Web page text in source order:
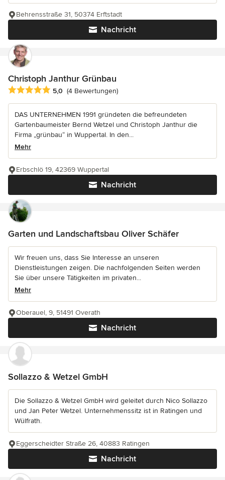
Nachricht
Behrensstraße 31, 50374 Erftstadt
Christoph Janthur Grünbau
Durchschnittliche Bewertung: 5 von 5 Sternen
5,0 (4 Bewertungen)
DAS UNTERNEHMEN 1991 gründeten die befreundeten
Gartenbaumeister Bernd Wetzel und Christoph Janthur die
Firma „grünbau“ in Wuppertal. In den...
Mehr
Nachricht
Erbschlö 19, 42369 Wuppertal
Garten und Landschaftsbau Oliver Schäfer
Wir freuen uns, dass Sie Interesse an unseren
Dienstleistungen zeigen. Die nachfolgenden Seiten werden
Sie über unsere Tätigkeiten im privaten...
Mehr
Nachricht
Oberauel, 9, 51491 Overath
Sollazzo & Wetzel GmbH
Die Sollazzo & Wetzel GmbH wird geleitet durch Nico Sollazzo
und Jan Peter Wetzel. Unternehmenssitz ist in Ratingen und
Wülfrath.
Nachricht
Eggerscheidter Straße 26, 40883 Ratingen